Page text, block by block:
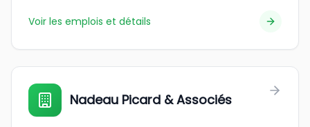
Voir les emplois et détails
Nadeau Picard & Associés